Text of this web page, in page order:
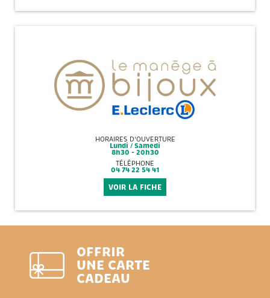
HORAIRES D'OUVERTURE
Lundi / Samedi
8h30 - 20h30
TÉLÉPHONE
04 74 22 54 41
VOIR LA FICHE
OFFRIR
UNE CARTE
CADEAU